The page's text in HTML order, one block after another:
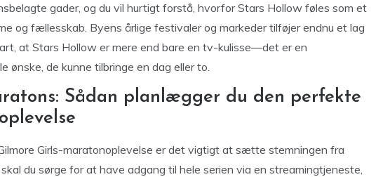
gader, og du vil hurtigt forstå, hvorfor Stars Hollow føles som et
og fællesskab. Byens årlige festivaler og markeder tilføjer endnu et lag
at Stars Hollow er mere end bare en tv-kulisse—det er en
ønske, de kunne tilbringe en dag eller to.
Sådan planlægger du den perfekte
Girls-maratonoplevelse er det vigtigt at sætte stemningen fra
du sørge for at have adgang til hele serien via en streamingtjeneste,